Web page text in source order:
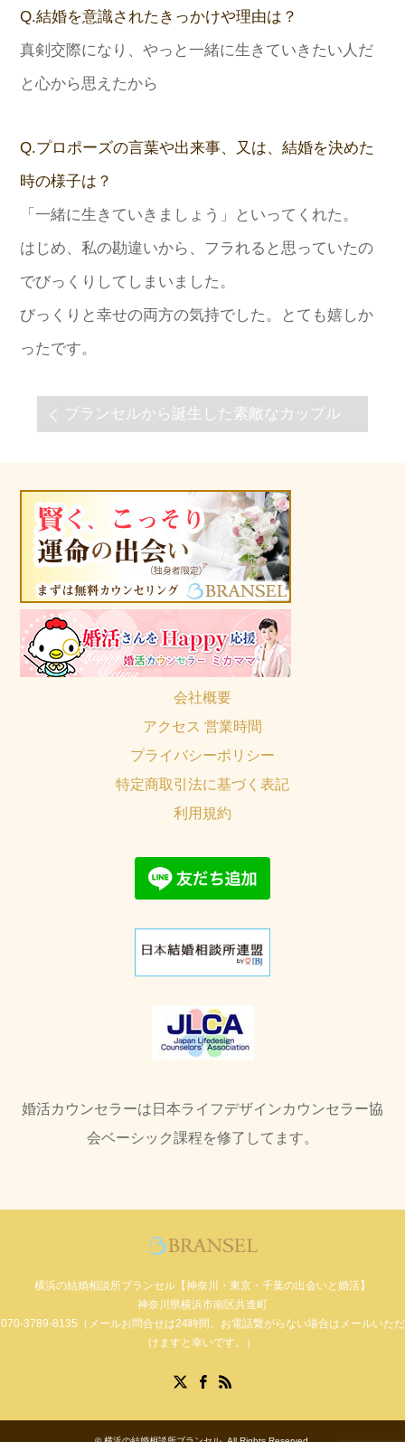
Q.結婚を意識されたきっかけや理由は？
真剣交際になり、やっと一緒に生きていきたい人だ
と心から思えたから
Q.プロポーズの言葉や出来事、又は、結婚を決めた
時の様子は？
「一緒に生きていきましょう」といってくれた。
はじめ、私の勘違いから、フラれると思っていたの
でびっくりしてしまいました。
びっくりと幸せの両方の気持でした。とても嬉しか
ったです。
ブランセルから誕生した素敵なカップル
会社概要
アクセス 営業時間
プライバシーポリシー
特定商取引法に基づく表記
利用規約
婚活カウンセラーは日本ライフデザインカウンセラー協
会ベーシック課程を修了してます。
横浜の結婚相談所ブランセル【神奈川・東京・千葉の出会いと婚活】
神奈川県横浜市南区共進町
070-3789-8135（メールお問合せは24時間。お電話繋がらない場合はメールいただ
けますと幸いです。）